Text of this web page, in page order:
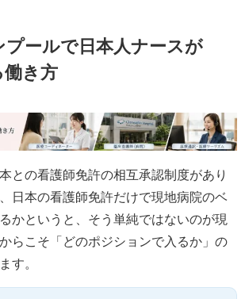
プールで日本人ナースが
働き方
との看護師免許の相互承認制度があり
日本の看護師免許だけで現地病院のベ
かというと、そう単純ではないのが現
らこそ「どのポジションで入るか」の
す。